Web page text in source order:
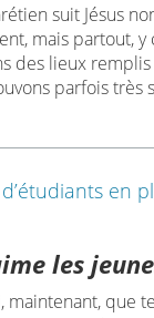
suit Jésus
mais partout, y
des lieux
parfois très
les
maintenant, que